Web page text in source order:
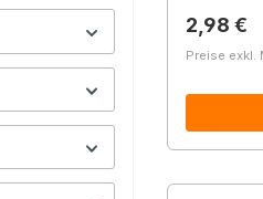
2,98 €
Preise exkl.